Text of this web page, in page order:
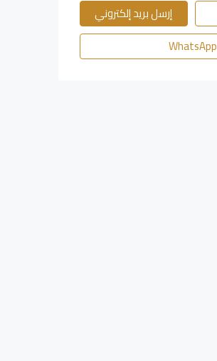
إرسل بريد إلكتروني
WhatsApp